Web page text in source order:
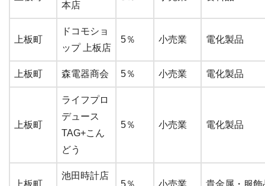
本店
上板町
ドコモショ
ップ 上板店
5％ 小売業 電化製品
上板町 森電器商会 5％ 小売業 電化製品
上板町
ライフプロ
デュース
TAG+こん
どう
5％ 小売業 電化製品
上板町
池田時計店
5％ 小売業 貴金属・服飾